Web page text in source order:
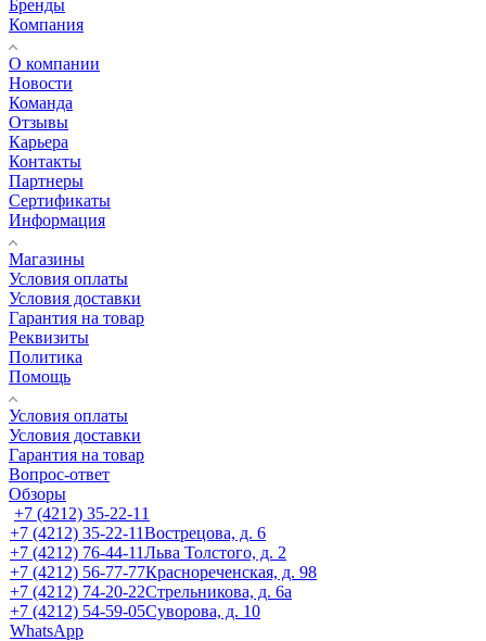
Бренды
Компания
О компании
Новости
Команда
Отзывы
Карьера
Контакты
Партнеры
Сертификаты
Информация
Магазины
Условия оплаты
Условия доставки
Гарантия на товар
Реквизиты
Политика
Помощь
Условия оплаты
Условия доставки
Гарантия на товар
Вопрос-ответ
Обзоры
+7 (4212) 35-22-11
+7 (4212) 35-22-11Вострецова, д. 6
+7 (4212) 76-44-11Льва Толстого, д. 2
+7 (4212) 56-77-77Краснореченская, д. 98
+7 (4212) 74-20-22Стрельникова, д. 6а
+7 (4212) 54-59-05Суворова, д. 10
WhatsApp